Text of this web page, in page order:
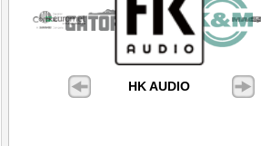
HK AUDIO